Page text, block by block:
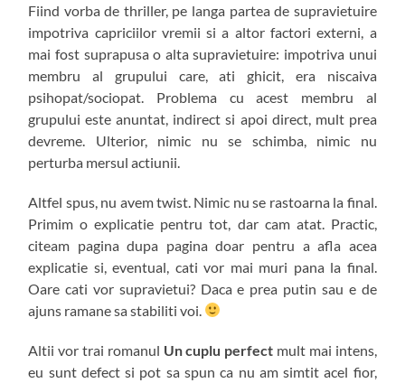
Fiind vorba de thriller, pe langa partea de supravietuire
impotriva capriciilor vremii si a altor factori externi, a
mai fost suprapusa o alta supravietuire: impotriva unui
membru al grupului care, ati ghicit, era niscaiva
psihopat/sociopat. Problema cu acest membru al
grupului este anuntat, indirect si apoi direct, mult prea
devreme. Ulterior, nimic nu se schimba, nimic nu
perturba mersul actiunii.
Altfel spus, nu avem twist. Nimic nu se rastoarna la final.
Primim o explicatie pentru tot, dar cam atat. Practic,
citeam pagina dupa pagina doar pentru a afla acea
explicatie si, eventual, cati vor mai muri pana la final.
Oare cati vor supravietui? Daca e prea putin sau e de
ajuns ramane sa stabiliti voi.
Altii vor trai romanul Un cuplu perfect mult mai intens,
eu sunt defect si pot sa spun ca nu am simtit acel fior,